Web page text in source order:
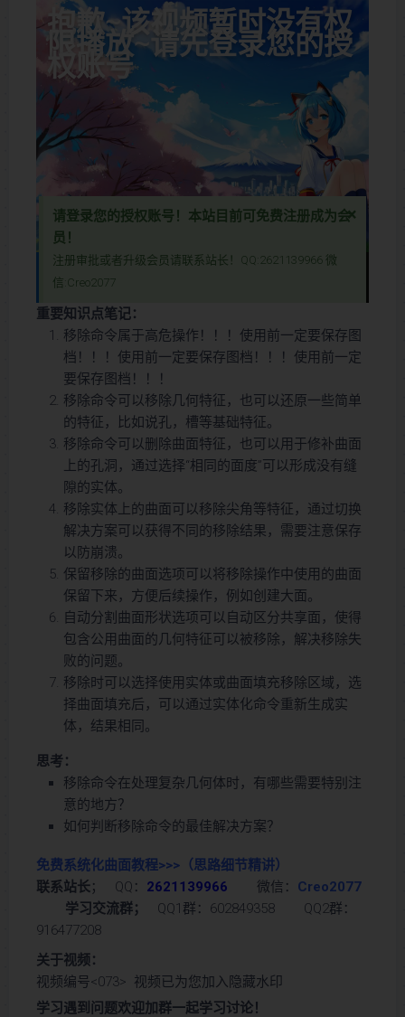
请登录您的授权账号！本站目前可免费注册成为会
员！
注册审批或者升级会员请联系站长！QQ:2621139966 微
信:Creo2077
×
抱歉~该视频暂时没有权
限播放~请先登录您的授
权账号
本视频教程含图文详细讲解了Creo/Proe软件中“投影”命令的使用方
法，帮助用户掌握如何将草绘或曲线边缘精准投射到曲面上，类似于投
影仪的工作原理。通过实例演示，视频全面展示了投影链、投影草绘和
投影修饰草绘三种选项的操作步骤，并深入解析如何选择投影方向和曲
面，以及如何调整投影效果。无论您是Creo/Proe初学者还是进阶用
户，本视频都能帮助您快速提升3D建模技能，优化设计效率。
抱歉~该视频暂时没有权限播放~请先登录您的授权账号
重要知识点笔记：
移除命令属于高危操作！！！使用前一定要保存图
档！！！使用前一定要保存图档！！！使用前一定
要保存图档！！！
移除命令可以移除几何特征，也可以还原一些简单
的特征，比如说孔，槽等基础特征。
移除命令可以删除曲面特征，也可以用于修补曲面
上的孔洞，通过选择“相同的面度”可以形成没有缝
隙的实体。
移除实体上的曲面可以移除尖角等特征，通过切换
解决方案可以获得不同的移除结果，需要注意保存
以防崩溃。
保留移除的曲面选项可以将移除操作中使用的曲面
保留下来，方便后续操作，例如创建大面。
自动分割曲面形状选项可以自动区分共享面，使得
包含公用曲面的几何特征可以被移除，解决移除失
败的问题。
移除时可以选择使用实体或曲面填充移除区域，选
择曲面填充后，可以通过实体化命令重新生成实
体，结果相同。
思考：
移除命令在处理复杂几何体时，有哪些需要特别注
意的地方？
如何判断移除命令的最佳解决方案？
免费系统化曲面教程>>> （思路细节精讲）
联系站长； QQ： 2621139966 微信： Creo2077
学习交流群；
QQ1群：602849358 QQ2群：
916477208
关于视频：
视频编号<073> 视频已为您加入隐藏水印
学习遇到问题欢迎加群一起学习讨论！